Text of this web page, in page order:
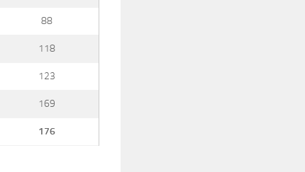
88
118
123
169
176